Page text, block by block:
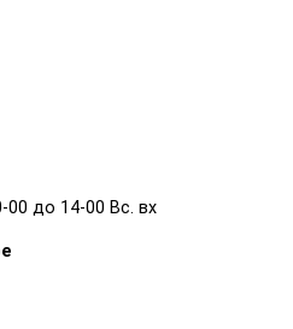
00 до 14-00 Вс. вх